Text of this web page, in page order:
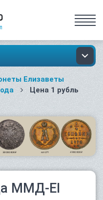
Елизаветы
Цена 1 рубль
ММД-ЕI